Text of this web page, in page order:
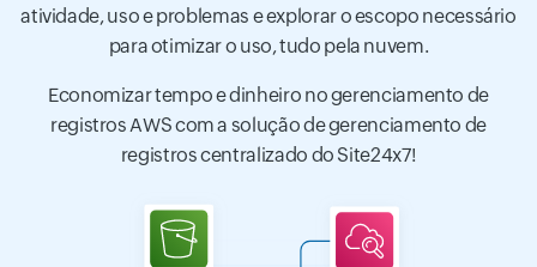
atividade, uso e problemas e explorar o escopo necessário
para otimizar o uso, tudo pela nuvem.
Economizar tempo e dinheiro no gerenciamento de
registros AWS com a solução de gerenciamento de
registros centralizado do Site24x7!